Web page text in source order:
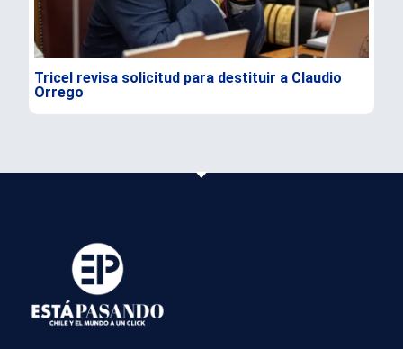
Tricel revisa solicitud para destituir a Claudio
Orrego